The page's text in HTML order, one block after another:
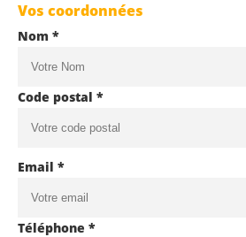
Vos coordonnées
Nom *
Code postal *
Email *
Téléphone *